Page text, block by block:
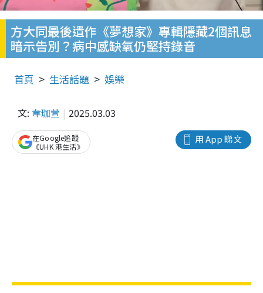
方大同最後遺作《夢想家》專輯隱藏2個訊息
暗示告別？病中感缺氧仍堅持錄音
首頁 生活話題 娛樂
文: 韋珈萱 2025.03.03
用 App 睇文
在Google追蹤
《UHK 港生活》